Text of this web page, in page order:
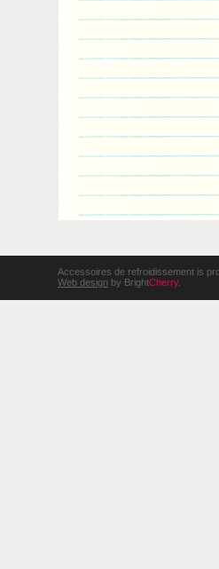
Accessoires de refroidissement is
Web design by BrightCherry.